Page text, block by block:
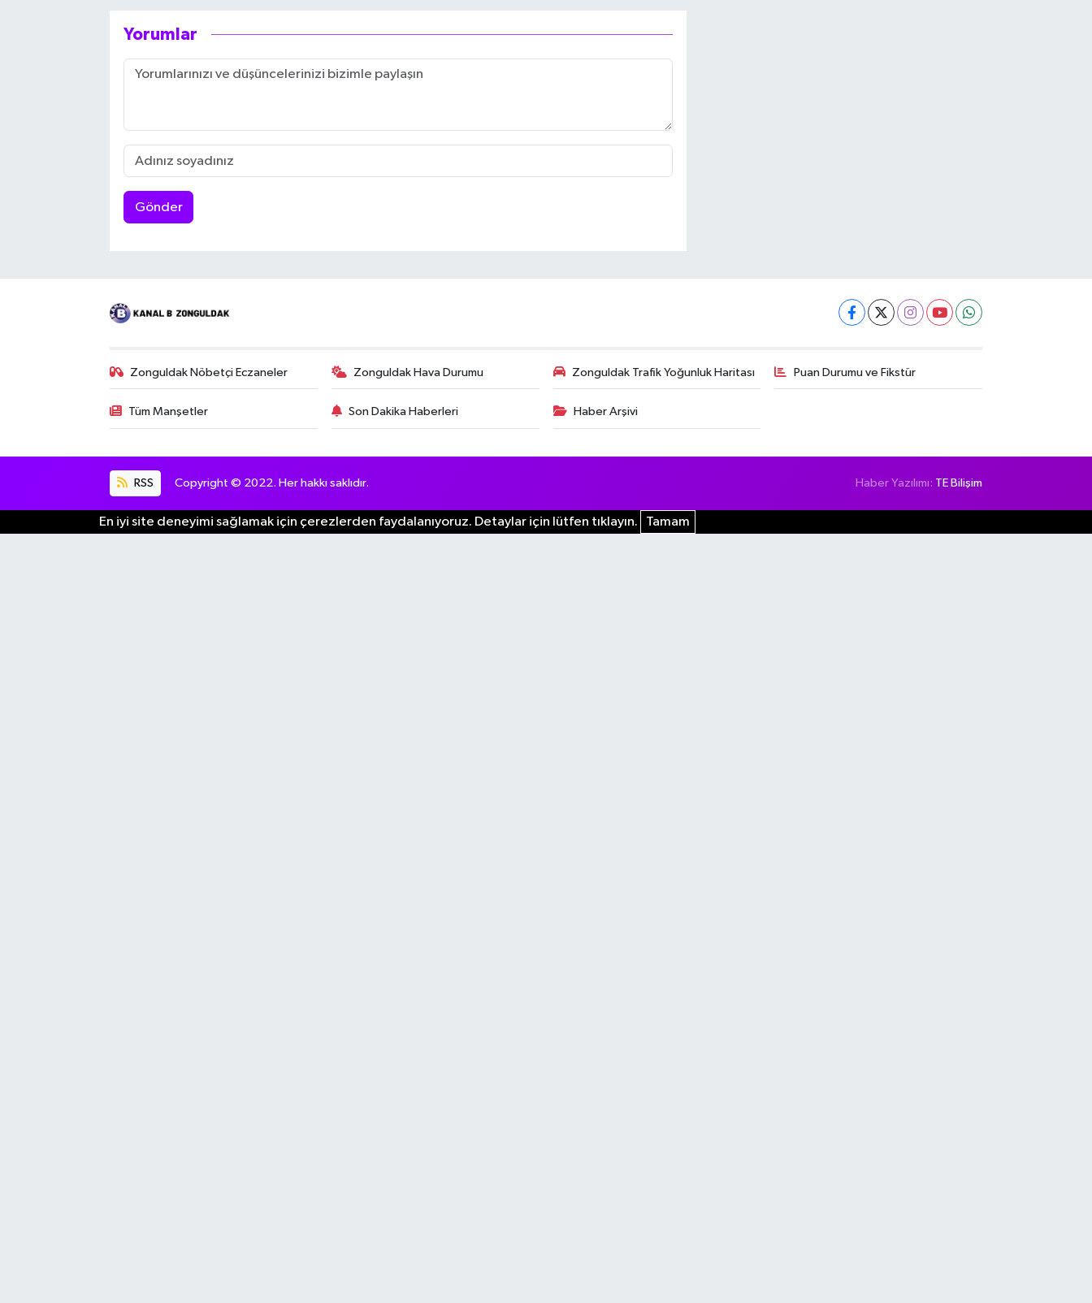
Yorumlar
Gönder
Zonguldak Nöbetçi Eczaneler Zonguldak Hava Durumu Zonguldak Trafik Yoğunluk Haritası Puan Durumu ve Fikstür
Tüm Manşetler Son Dakika Haberleri Haber Arşivi
RSS Copyright © 2022. Her hakkı saklıdır. Haber Yazılımı: TE Bilişim
En iyi site deneyimi sağlamak için çerezlerden faydalanıyoruz. Detaylar için lütfen tıklayın. Tamam